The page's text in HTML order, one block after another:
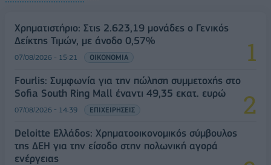
Χρηματιστήριο: Στις 2.623,19 μονάδες ο Γενικός
Δείκτης Τιμών, με άνοδο 0,57%
07/08/2026 - 15:21 ΟΙΚΟΝΟΜΙΑ
Fourlis: Συμφωνία για την πώληση συμμετοχής στο
Sofia South Ring Mall έναντι 49,35 εκατ. ευρώ
07/08/2026 - 14:39 ΕΠΙΧΕΙΡΗΣΕΙΣ
Deloitte Ελλάδος: Χρηματοοικονομικός σύμβουλος
της ΔΕΗ για την είσοδο στην πολωνική αγορά
ενέργειας